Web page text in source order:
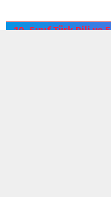
10. Sınıf Türk Dili ve